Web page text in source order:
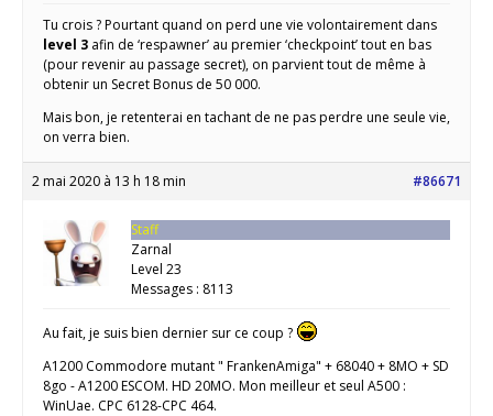
Tu crois ? Pourtant quand on perd une vie volontairement dans
level 3 afin de ‘respawner’ au premier ‘checkpoint’ tout en bas
(pour revenir au passage secret), on parvient tout de même à
obtenir un Secret Bonus de 50 000.
Mais bon, je retenterai en tachant de ne pas perdre une seule vie,
on verra bien.
2 mai 2020 à 13 h 18 min #86671
Staff
Zarnal
Level 23
Messages : 8113
Au fait, je suis bien dernier sur ce coup ?
A1200 Commodore mutant " FrankenAmiga" + 68040 + 8MO + SD
8go - A1200 ESCOM. HD 20MO. Mon meilleur et seul A500 :
WinUae. CPC 6128-CPC 464.